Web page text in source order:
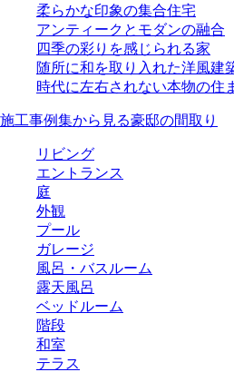
柔らかな印象の集合住宅
アンティークとモダンの融合
四季の彩りを感じられる家
随所に和を取り入れた洋風建
時代に左右されない本物の住
施工事例集から見る豪邸の間取り
リビング
エントランス
庭
外観
プール
ガレージ
風呂・バスルーム
露天風呂
ベッドルーム
階段
和室
テラス